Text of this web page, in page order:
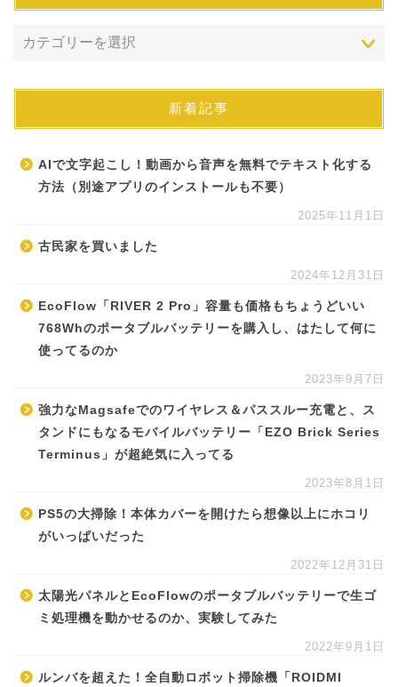
新着記事
AIで文字起こし！動画から音声を無料でテキスト化する
方法（別途アプリのインストールも不要）
2025年11月1日
古民家を買いました
2024年12月31日
EcoFlow「RIVER 2 Pro」容量も価格もちょうどいい
768Whのポータブルバッテリーを購入し、はたして何に
使ってるのか
2023年9月7日
強力なMagsafeでのワイヤレス＆パススルー充電と、ス
タンドにもなるモバイルバッテリー「EZO Brick Series
Terminus」が超絶気に入ってる
2023年8月1日
PS5の大掃除！本体カバーを開けたら想像以上にホコリ
がいっぱいだった
2022年12月31日
太陽光パネルとEcoFlowのポータブルバッテリーで生ゴ
ミ処理機を動かせるのか、実験してみた
2022年9月1日
ルンバを超えた！全自動ロボット掃除機「ROIDMI